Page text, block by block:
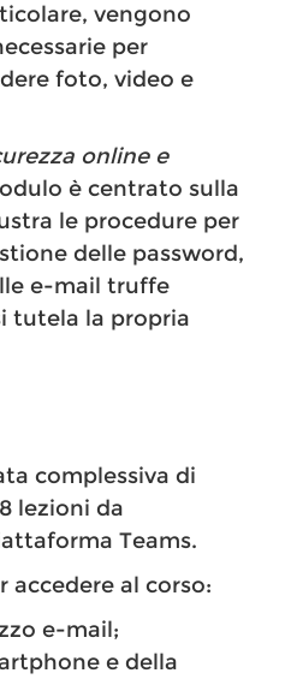
vengono
per
foto, video e
online e
è centrato sulla
le procedure per
delle password,
e-mail truffe
tutela la propria
complessiva di
lezioni da
Teams.
accedere al corso:
e-mail;
e della